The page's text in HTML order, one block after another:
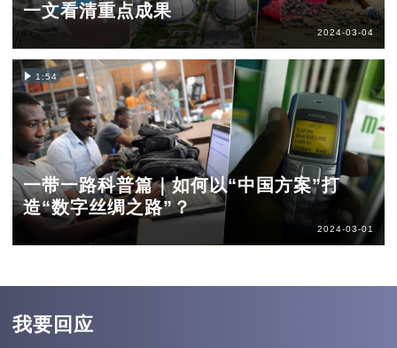
一文看清重点成果
2024-03-04
1:54
一带一路科普篇｜如何以“中国方案”打
造“数字丝绸之路”？
2024-03-01
我要回应